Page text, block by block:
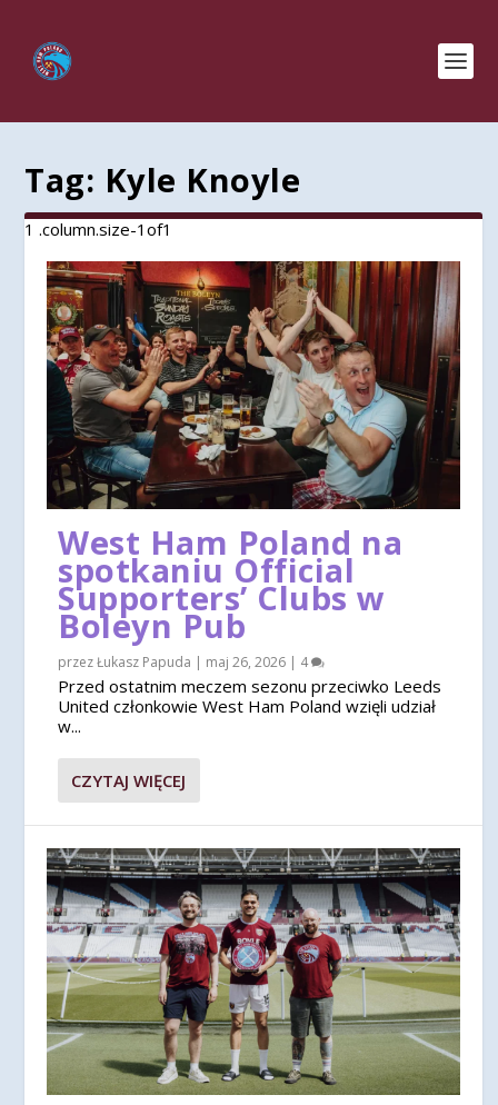
Tag: Kyle Knoyle
West Ham Poland na
spotkaniu Official
Supporters’ Clubs w
Boleyn Pub
przezŁukasz Papuda | maj 26, 2026 | 4
Przed ostatnim meczem sezonu przeciwko Leeds
United członkowie West Ham Poland wzięli udział
w...
CZYTAJ WIĘCEJ